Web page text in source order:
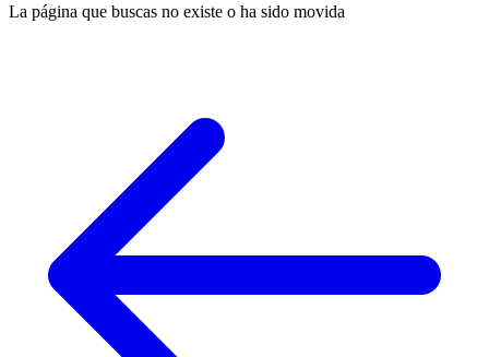
La página que buscas no existe o ha sido movida